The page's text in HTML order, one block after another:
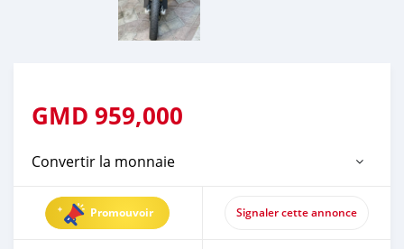
GMD 959,000
Convertir la monnaie
Promouvoir Signaler cette annonce